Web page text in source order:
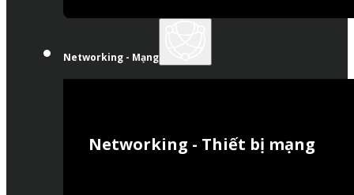
Networking - Mạng
Networking - Thiết bị mạng